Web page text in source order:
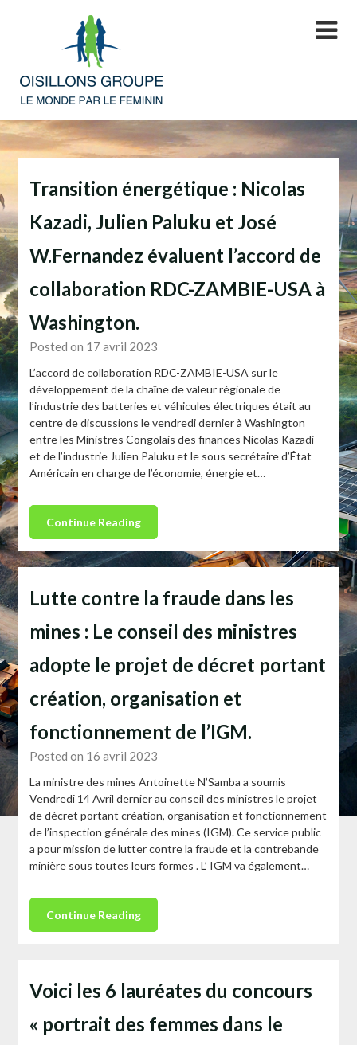
Transition énergétique : Nicolas
Kazadi, Julien Paluku et José
W.Fernandez évaluent l’accord de
collaboration RDC-ZAMBIE-USA à
Washington.
Posted on 17 avril 2023
L’accord de collaboration RDC-ZAMBIE-USA sur le
développement de la chaîne de valeur régionale de
l’industrie des batteries et véhicules électriques était au
centre de discussions le vendredi dernier à Washington
entre les Ministres Congolais des finances Nicolas Kazadi
et de l’industrie Julien Paluku et le sous secrétaire d’État
Américain en charge de l’économie, énergie et…
Continue Reading
Lutte contre la fraude dans les
mines : Le conseil des ministres
adopte le projet de décret portant
création, organisation et
fonctionnement de l’IGM.
Posted on 16 avril 2023
La ministre des mines Antoinette N’Samba a soumis
Vendredi 14 Avril dernier au conseil des ministres le projet
de décret portant création, organisation et fonctionnement
de l’inspection générale des mines (IGM). Ce service public
a pour mission de lutter contre la fraude et la contrebande
minière sous toutes leurs formes . L’ IGM va également…
Continue Reading
Voici les 6 lauréates du concours
« portrait des femmes dans le